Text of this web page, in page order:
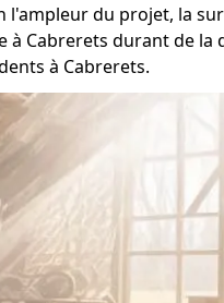
du projet, la
Cabrerets durant de
à Cabrerets.